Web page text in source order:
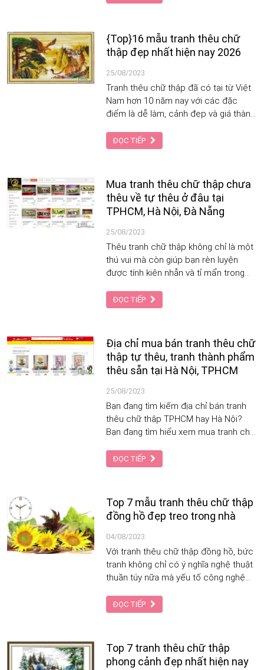
Trang mách nhỏ cho bạn địa chỉ mua
các tỉnh thành trên cả nước nhé.
{Top}16 mẫu tranh thêu chữ
thập đẹp nhất hiện nay 2026
25/08/2023
Tranh thêu chữ thập đã có tại từ Việt
Nam hơn 10 năm nay với các đặc
điểm là dễ làm, cảnh đẹp và giá thành
được ưa chuộng.
ĐỌC TIẾP
Mua tranh thêu chữ thập chưa
thêu về tự thêu ở đâu tại
TPHCM, Hà Nội, Đà Nẵng
25/08/2023
Thêu tranh chữ thập không chỉ là một
thú vui mà còn giúp bạn rèn luyện
được tính kiên nhẫn và tỉ mẩn trong
tranh thêu chữ thập chưa thêu để tự
thêu tại nhà thì đừng bỏ qua những địa
Đà Nẵng sau đây.
ĐỌC TIẾP
Địa chỉ mua bán tranh thêu chữ
thập tự thêu, tranh thành phẩm
thêu sẵn tại Hà Nội, TPHCM
25/08/2023
Bạn đang tìm kiếm địa chỉ bán tranh
thêu chữ thập TPHCM hay Hà Nội?
Bạn đang tìm hiểu xem mua tranh chữ
hay không?
ĐỌC TIẾP
Top 7 mẫu tranh thêu chữ thập
đồng hồ đẹp treo trong nhà
04/08/2023
Với tranh thêu chữ thập đồng hồ, bức
tranh không chỉ có ý nghĩa nghệ thuật
thuần túy nữa mà yếu tố công nghệ
sống mỗi ngày.
ĐỌC TIẾP
Top 7 tranh thêu chữ thập
phong cảnh đẹp nhất hiện nay